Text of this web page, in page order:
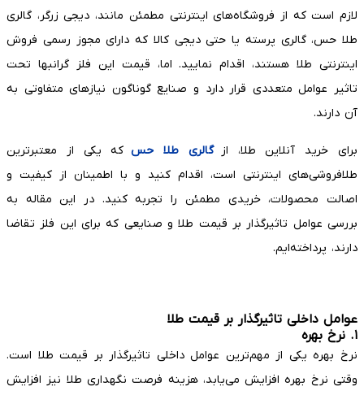
لازم است که از فروشگاه‌های اینترنتی مطمئن مانند، دیجی زرگر، گالری
طلا حس، گالری پرسته یا حتی دیجی کالا که دارای مجوز رسمی فروش
اینترنتی طلا هستند، اقدام نمایید. اما، قیمت این فلز گرانبها تحت
تاثیر عوامل متعددی قرار دارد و صنایع گوناگون نیازهای متفاوتی به
آن دارند.
برای خرید آنلاین طلا، ازگالری طلا حسکه یکی از معتبرترین
طلافروشی‌های اینترنتی است، اقدام کنید و با اطمینان از کیفیت و
اصالت محصولات، خریدی مطمئن را تجربه کنید. در این مقاله به
بررسی عوامل تاثیرگذار بر قیمت طلا و صنایعی که برای این فلز تقاضا
دارند، پرداخته‌ایم.
عوامل داخلی تاثیرگذار بر قیمت طلا
۱. نرخ بهره
نرخ بهره یکی از مهم‌ترین عوامل داخلی تاثیرگذار بر قیمت طلا است.
وقتی نرخ بهره افزایش می‌یابد، هزینه فرصت نگهداری طلا نیز افزایش